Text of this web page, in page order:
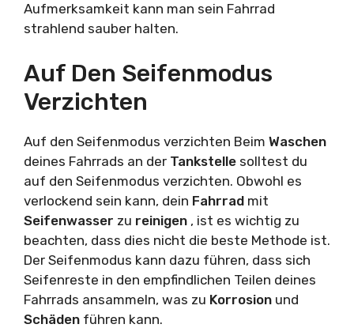
Aufmerksamkeit kann man sein Fahrrad
strahlend sauber halten.
Auf Den Seifenmodus
Verzichten
Auf den Seifenmodus verzichten Beim Waschen
deines Fahrrads an der Tankstelle solltest du
auf den Seifenmodus verzichten. Obwohl es
verlockend sein kann, dein Fahrrad mit
Seifenwasser zu reinigen , ist es wichtig zu
beachten, dass dies nicht die beste Methode ist.
Der Seifenmodus kann dazu führen, dass sich
Seifenreste in den empfindlichen Teilen deines
Fahrrads ansammeln, was zu Korrosion und
Schäden führen kann.